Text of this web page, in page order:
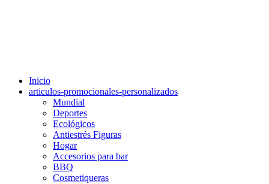
Inicio
articulos-promocionales-personalizados
Mundial
Deportes
Ecológicos
Antiestrés Figuras
Hogar
Accesorios para bar
BBQ
Cosmetiqueras